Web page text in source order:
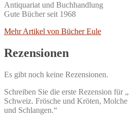
Antiquariat und Buchhandlung
Gute Bücher seit 1968
Mehr Artikel von Bücher Eule
Rezensionen
Es gibt noch keine Rezensionen.
Schreiben Sie die erste Rezension für
Schweiz. Frösche und Kröten, Molche
und Schlangen.“